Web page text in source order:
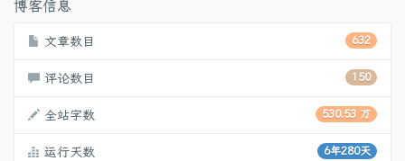
博客信息
632
文章数目
150
评论数目
530.53 万
全站字数
6年280天
运行天数